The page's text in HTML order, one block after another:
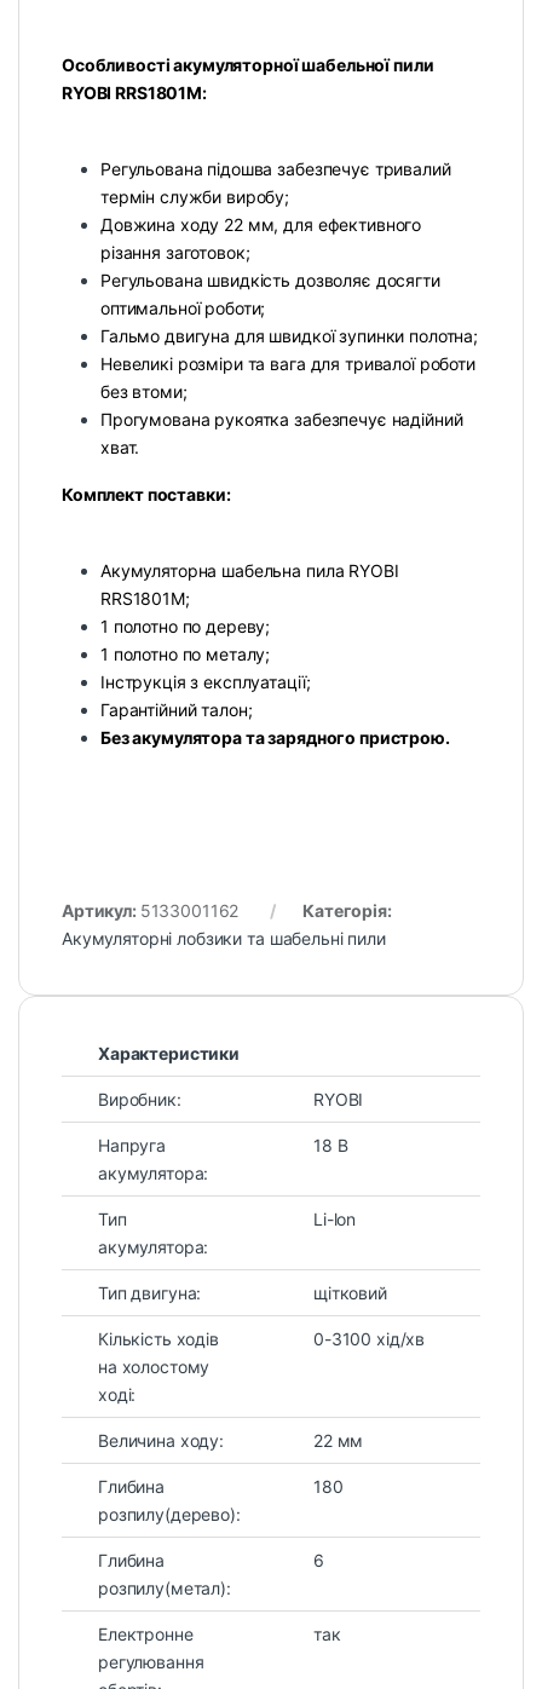
Особливості акумуляторної шабельної пили
RYOBI RRS1801M:
Регульована підошва забезпечує тривалий
термін служби виробу;
Довжина ходу 22 мм, для ефективного
різання заготовок;
Регульована швидкість дозволяє досягти
оптимальної роботи;
Гальмо двигуна для швидкої зупинки полотна;
Невеликі розміри та вага для тривалої роботи
без втоми;
Прогумована рукоятка забезпечує надійний
хват.
Комплект поставки:
Акумуляторна шабельна пила RYOBI
RRS1801M;
1 полотно по дереву;
1 полотно по металу;
Інструкція з експлуатації;
Гарантійний талон;
Без акумулятора та зарядного пристрою.
Артикул: 5133001162
Категорія:
Акумуляторні лобзики та шабельні пили
Характеристики
Виробник: RYOBI
Напруга
акумулятора:
18 В
Тип
акумулятора:
Li-lon
Тип двигуна: щітковий
Кількість ходів
на холостому
ході:
0-3100 хід/хв
Величина ходу: 22 мм
Глибина
розпилу(дерево):
180
Глибина
розпилу(метал):
6
Електронне
регулювання
так